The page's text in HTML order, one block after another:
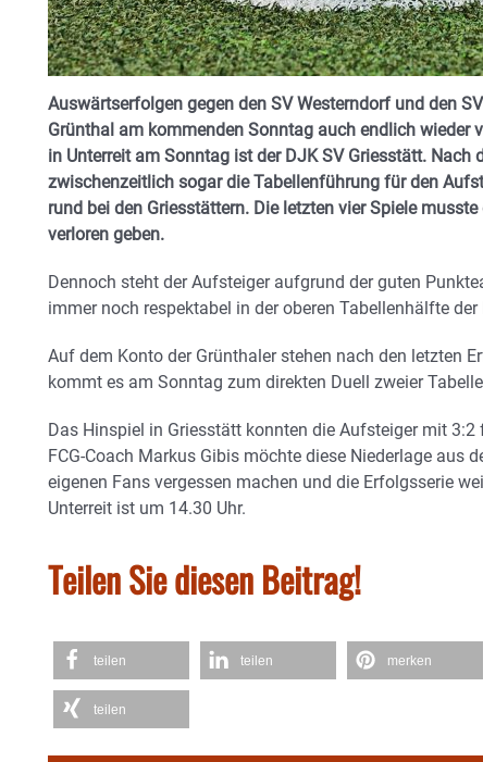
Auswärtserfolgen gegen den SV Westerndorf und den
Grünthal am kommenden Sonntag auch endlich wieder
in Unterreit am Sonntag ist der DJK SV Griesstätt. Nach
zwischenzeitlich sogar die Tabellenführung für den
rund bei den Griesstättern. Die letzten vier Spiele
verloren geben.
Dennoch steht der Aufsteiger aufgrund der guten
immer noch respektabel in der oberen Tabellenhälfte der
Auf dem Konto der Grünthaler stehen nach den letzten
kommt es am Sonntag zum direkten Duell zweier
Das Hinspiel in Griesstätt konnten die Aufsteiger mit
FCG-Coach Markus Gibis möchte diese Niederlage aus
eigenen Fans vergessen machen und die Erfolgsserie
Unterreit ist um 14.30 Uhr.
Teilen Sie diesen Beitrag!
teilen teilen merken
teilen